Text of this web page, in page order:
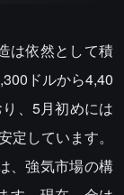
は依然として積
ドルから4,40
、5月初めには
定しています。
、強気市場の構